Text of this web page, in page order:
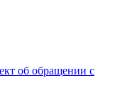
об обращении с